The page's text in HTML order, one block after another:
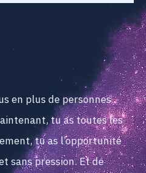
en plus de personnes
tu as toutes les
tu as l’opportunité
sans pression. Et de